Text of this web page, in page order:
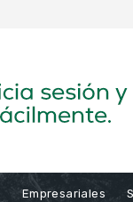
Empresariales